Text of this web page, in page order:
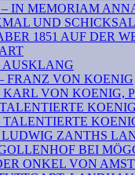
IN MEMORIAM
UND
1851 AUF DER
AUSKLANG
FRANZ VON KOENIG
VON KOENIG,
LUDWIG ZANTHS
BEI
ONKEL VON